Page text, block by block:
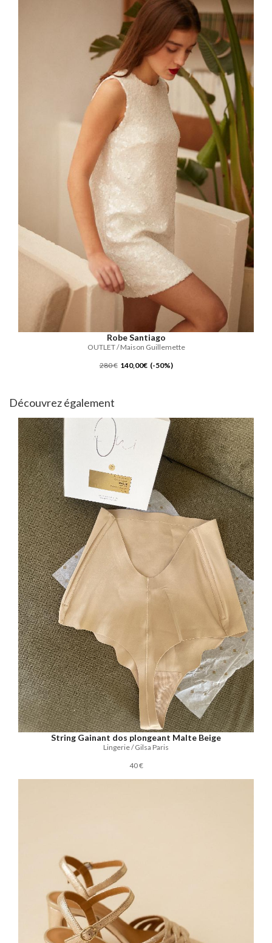
Robe Santiago
OUTLET / Maison Guillemette
280 € 140,00€ (-50%)
Découvrez également
String Gainant dos plongeant Malte Beige
Lingerie / Gilsa Paris
40 €